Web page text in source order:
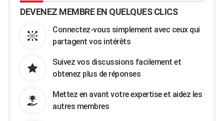
DEVENEZ MEMBRE EN QUELQUES CLICS
Connectez-vous simplement avec ceux qui
partagent vos intérêts
Suivez vos discussions facilement et
obtenez plus de réponses
Mettez en avant votre expertise et aidez les
autres membres